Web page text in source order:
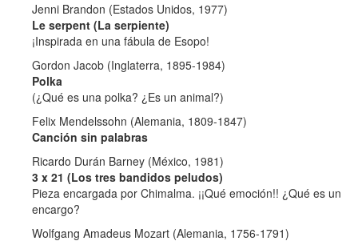
Jenni Brandon (Estados Unidos, 1977)
Le serpent (La serpiente)
¡Inspirada en una fábula de Esopo!
Gordon Jacob (Inglaterra, 1895-1984)
Polka
(¿Qué es una polka? ¿Es un animal?)
Felix Mendelssohn (Alemania, 1809-1847)
Canción sin palabras
Ricardo Durán Barney (México, 1981)
3 x 21 (Los tres bandidos peludos)
Pieza encargada por Chimalma. ¡¡Qué emoción!! ¿Qué es un
encargo?
Wolfgang Amadeus Mozart (Alemania, 1756-1791)